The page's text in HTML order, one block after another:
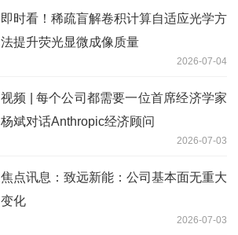
即时看！稀疏盲解卷积计算自适应光学方
法提升荧光显微成像质量
2026-07-04
视频 | 每个公司都需要一位首席经济学家
杨斌对话Anthropic经济顾问
2026-07-03
焦点讯息：致远新能：公司基本面无重大
变化
2026-07-03